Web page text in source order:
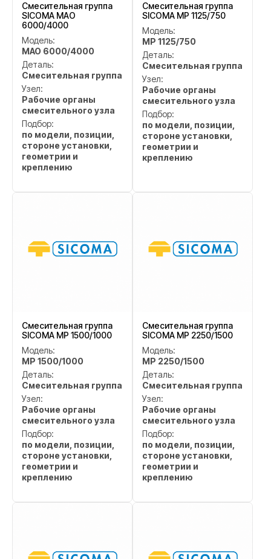
Смесительная группа
SICOMA MAO
6000/4000
Модель:
MAO 6000/4000
Деталь:
Смесительная группа
Узел:
Рабочие органы
смесительного узла
Подбор:
по модели, позиции,
стороне установки,
геометрии и
креплению
Смесительная группа
SICOMA MP 1125/750
Модель:
MP 1125/750
Деталь:
Смесительная группа
Узел:
Рабочие органы
смесительного узла
Подбор:
по модели, позиции,
стороне установки,
геометрии и
креплению
Смесительная группа
SICOMA MP 1500/1000
Модель:
MP 1500/1000
Деталь:
Смесительная группа
Узел:
Рабочие органы
смесительного узла
Подбор:
по модели, позиции,
стороне установки,
геометрии и
креплению
Смесительная группа
SICOMA MP 2250/1500
Модель:
MP 2250/1500
Деталь:
Смесительная группа
Узел:
Рабочие органы
смесительного узла
Подбор:
по модели, позиции,
стороне установки,
геометрии и
креплению